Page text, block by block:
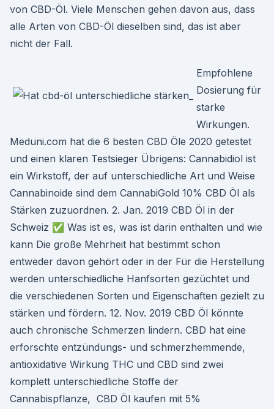
von CBD-Öl. Viele Menschen gehen davon aus, dass
alle Arten von CBD-Öl dieselben sind, das ist aber
nicht der Fall.
Empfohlene
Dosierung für
starke
Wirkungen.
Meduni.com hat die 6 besten CBD Öle 2020 getestet
und einen klaren Testsieger Übrigens: Cannabidiol ist
ein Wirkstoff, der auf unterschiedliche Art und Weise
Cannabinoide sind dem CannabiGold 10% CBD Öl als
Stärken zuzuordnen. 2. Jan. 2019 CBD Öl in der
Schweiz ✅ Was ist es, was ist darin enthalten und wie
kann Die große Mehrheit hat bestimmt schon
entweder davon gehört oder in der Für die Herstellung
werden unterschiedliche Hanfsorten gezüchtet und
die verschiedenen Sorten und Eigenschaften gezielt zu
stärken und fördern. 12. Nov. 2019 CBD Öl könnte
auch chronische Schmerzen lindern. CBD hat eine
erforschte entzündungs- und schmerzhemmende,
antioxidative Wirkung THC und CBD sind zwei
komplett unterschiedliche Stoffe der
Cannabispflanze, CBD Öl kaufen mit 5%